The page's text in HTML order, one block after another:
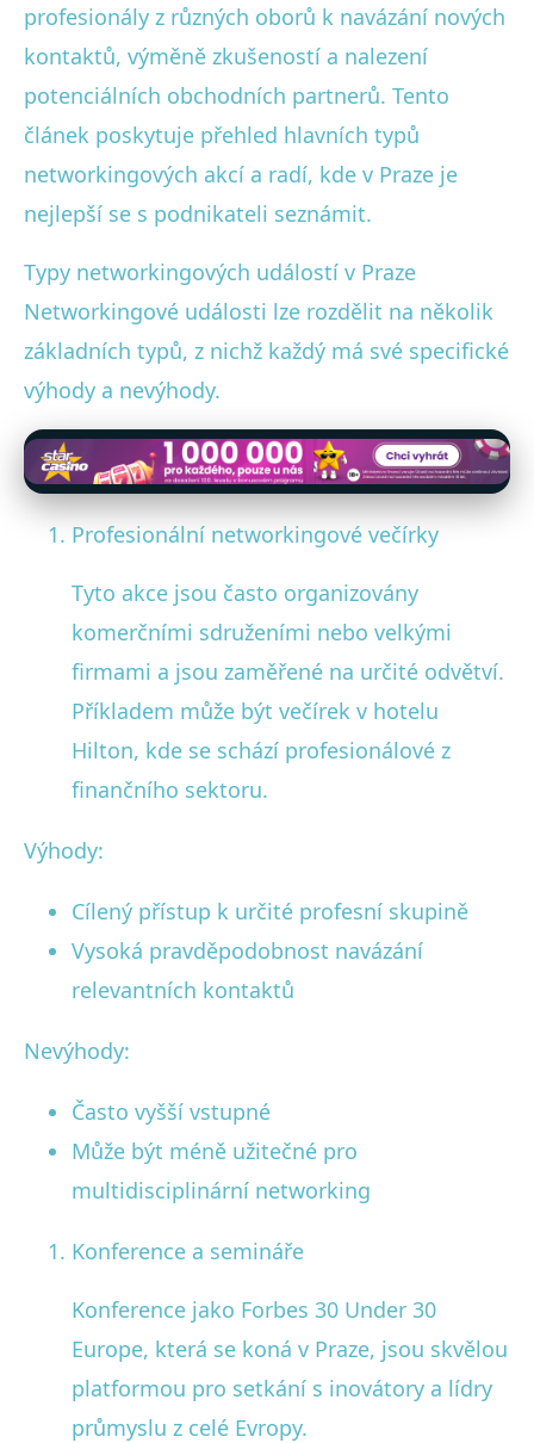
profesionály z různých oborů k navázání nových
kontaktů, výměně zkušeností a nalezení
potenciálních obchodních partnerů. Tento
článek poskytuje přehled hlavních typů
networkingových akcí a radí, kde v Praze je
nejlepší se s podnikateli seznámit.
Typy networkingových událostí v Praze
Networkingové události lze rozdělit na několik
základních typů, z nichž každý má své specifické
výhody a nevýhody.
Profesionální networkingové večírky
Tyto akce jsou často organizovány
komerčními sdruženími nebo velkými
firmami a jsou zaměřené na určité odvětví.
Příkladem může být večírek v hotelu
Hilton, kde se schází profesionálové z
finančního sektoru.
Výhody:
Cílený přístup k určité profesní skupině
Vysoká pravděpodobnost navázání
relevantních kontaktů
Nevýhody:
Často vyšší vstupné
Může být méně užitečné pro
multidisciplinární networking
Konference a semináře
Konference jako Forbes 30 Under 30
Europe, která se koná v Praze, jsou skvělou
platformou pro setkání s inovátory a lídry
průmyslu z celé Evropy.